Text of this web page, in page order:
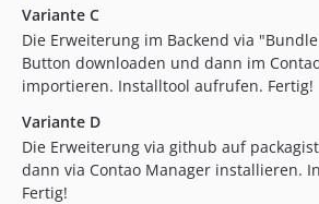
Variante C
Die Erweiterung im Backend via
Button downloaden und dann im
importieren. Installtool aufrufen. Fertig!
Variante D
Die Erweiterung via github auf
dann via Contao Manager installieren.
Fertig!